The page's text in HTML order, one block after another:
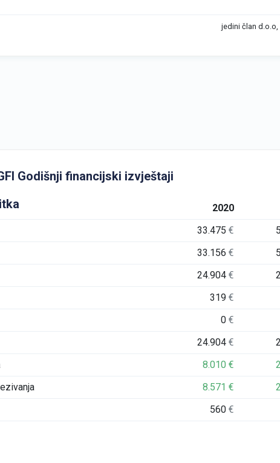
jedini član
Godišnji financijski izvještaji
2020
33.475€
33.156€
24.904€
319€
0€
24.904€
8.010€
8.571€
560€